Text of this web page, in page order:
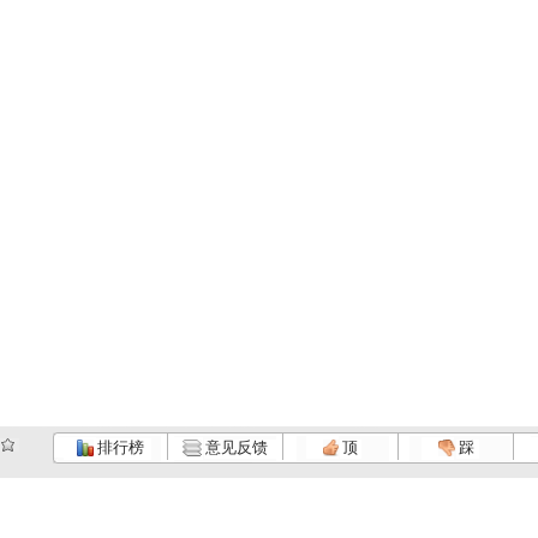
排行榜 意见反馈 顶 踩